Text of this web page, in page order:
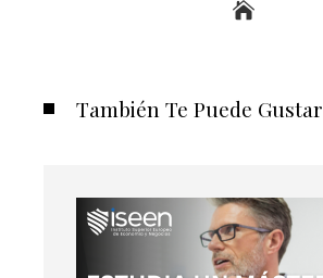
También Te Puede Gustar